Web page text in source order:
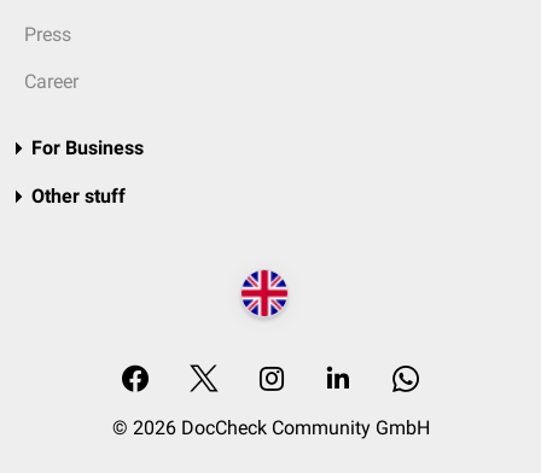
Press
Career
For Business
Other stuff
© 2026 DocCheck Community GmbH